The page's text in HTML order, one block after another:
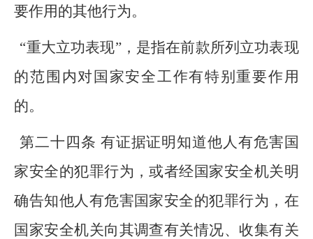
要作用的其他行为。
“重大立功表现”，是指在前款所列立功表现
的范围内对国家安全工作有特别重要作用
的。
第二十四条 有证据证明知道他人有危害国
家安全的犯罪行为，或者经国家安全机关明
确告知他人有危害国家安全的犯罪行为，在
国家安全机关向其调查有关情况、收集有关